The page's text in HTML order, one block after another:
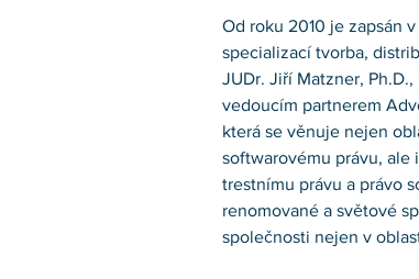
Od roku 2010 je zapsán
specializací tvorba,
JUDr. Jiří Matzner, Ph.D.,
vedoucím partnerem
která se věnuje nejen
softwarovému právu, ale
trestnímu právu a právo
renomované a světové
společnosti nejen v